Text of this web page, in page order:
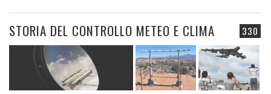
330
STORIA DEL CONTROLLO METEO E CLIMA